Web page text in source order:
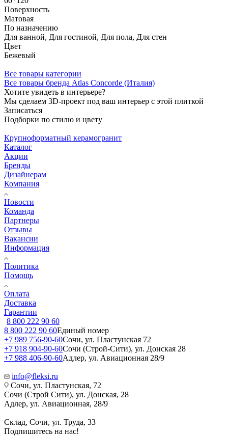
Поверхность
Матовая
По назначению
Для ванной, Для гостиной, Для пола, Для стен
Цвет
Бежевый
Все товары категории
Все товары бренда Atlas Concorde (Италия)
Хотите увидеть в интерьере?
Мы сделаем 3D-проект под ваш интерьер с этой плиткой
Записаться
Подборки по стилю и цвету
Крупноформатный керамогранит
Каталог
Акции
Бренды
Дизайнерам
Компания
Новости
Команда
Партнеры
Отзывы
Вакансии
Информация
Политика
Помощь
Оплата
Доставка
Гарантии
8 800 222 90 60
8 800 222 90 60Единый номер
+7 989 756-90-60Сочи, ул. Пластунская 72
+7 918 904-90-60Сочи (Строй-Сити), ул. Донская 28
+7 988 406-90-60Адлер, ул. Авиационная 28/9
info@fleksi.ru
Сочи, ул. Пластунская, 72
Сочи (Строй Сити), ул. Донская, 28
Адлер, ул. Авиационная, 28/9
Склад, Сочи, ул. Труда, 33
Подпишитесь на нас!